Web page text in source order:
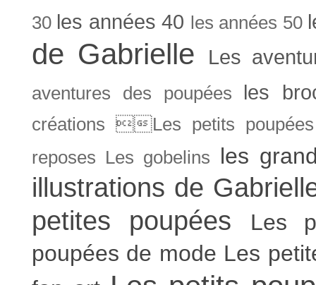
30 les années 40 les années 50
de Gabrielle Les
aventures des poupées les
créations Les petits
reposes Les gobelins les
illustrations de
petites poupées
Les
poupées de mode Les